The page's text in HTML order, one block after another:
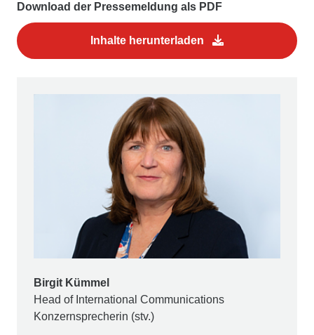
Download der Pressemeldung als PDF
Inhalte herunterladen
Birgit Kümmel
Head of International Communications
Konzernsprecherin (stv.)